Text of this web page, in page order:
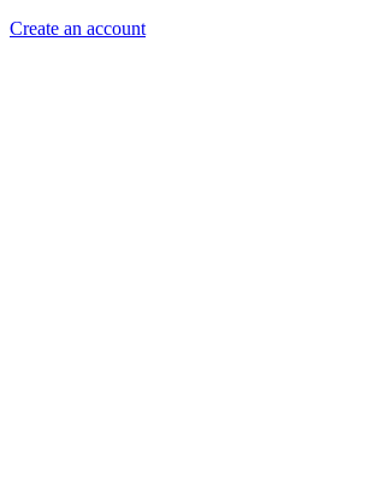
Create an account